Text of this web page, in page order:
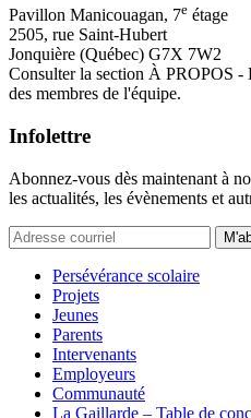
Pavillon Manicouagan, 7e étage
2505, rue Saint-Hubert
Jonquière (Québec) G7X 7W2
Consulter la section À PROPOS -
des membres de l'équipe.
Infolettre
Abonnez-vous dès maintenant à
les actualités, les évènements et
Persévérance scolaire
Projets
Jeunes
Parents
Intervenants
Employeurs
Communauté
La Gaillarde – Table de